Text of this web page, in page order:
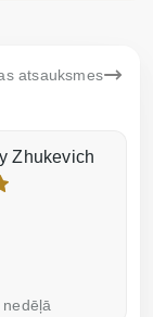
atsauksmes
Zhukevich